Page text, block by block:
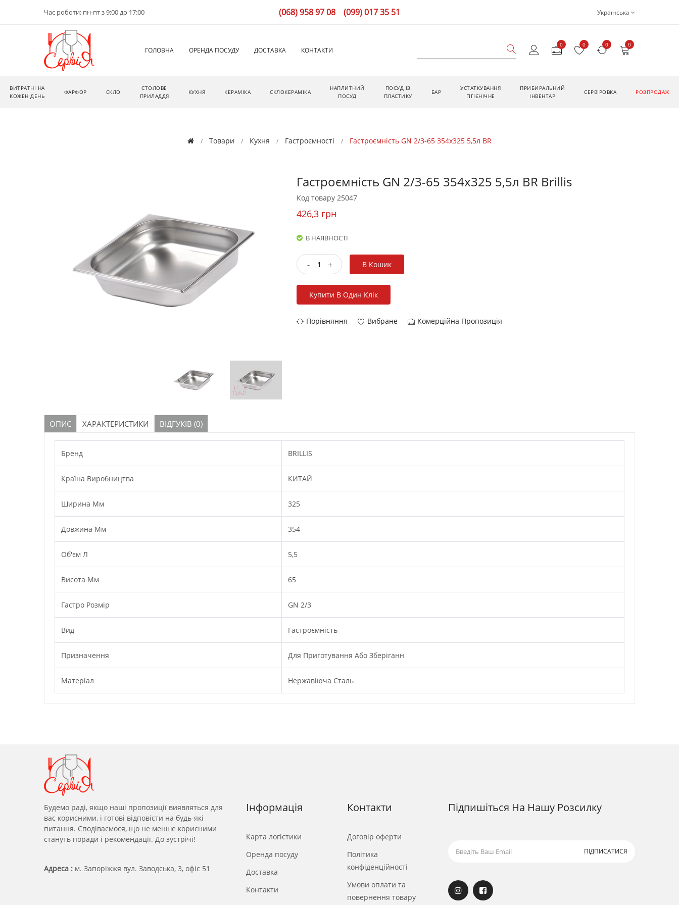
Час роботи: пн-пт з 9:00 до 17:00 (068) 958 97 08 (099) 017 35 51 Українська
ГОЛОВНА ОРЕНДА ПОСУДУ ДОСТАВКА КОНТАКТИ
0 0 0 0
ВИТРАТНІ НА
КОЖЕН ДЕНЬ
ФАРФОР СКЛО
СТОЛОВЕ
ПРИЛАДДЯ
КУХНЯ КЕРАМІКА СКЛОКЕРАМІКА
НАПЛИТНИЙ
ПОСУД
ПОСУД ІЗ
ПЛАСТИКУ
БАР
УСТАТКУВАННЯ
ГІГІЄНІЧНЕ
ПРИБИРАЛЬНИЙ
ІНВЕНТАР
CЕРВІРОВКА РОЗПРОДАЖ
Товари Кухня Гастроємності Гастроємність GN 2/3-65 354х325 5,5л BR
Гастроємність GN 2/3-65 354х325 5,5л BR Brillis
Код товару 25047
426,3 грн
В НАЯВНОСТІ
- + В Кошик
Купити В Один Клік
Порівняння Вибране Комерційна Пропозиція
ОПИС ХАРАКТЕРИСТИКИ ВІДГУКІВ (0)
Бренд BRILLIS
Країна Виробництва КИТАЙ
Ширина Мм 325
Довжина Мм 354
Об'єм Л 5,5
Висота Мм 65
Гастро Розмір GN 2/3
Вид Гастроємність
Призначення Для Приготування Або Зберіганн
Матеріал Нержавіюча Сталь
Будемо раді, якщо наші пропозиції виявляться для
вас корисними, і готові відповісти на будь-які
питання. Сподіваємося, що не менше корисними
стануть поради і рекомендації. До зустрічі!
Адреса : м. Запоріжжя вул. Заводська, 3, офіс 51
Інформація
Карта логістики
Оренда посуду
Доставка
Контакти
Контакти
Договір оферти
Політика
конфіденційності
Умови оплати та
повернення товару
Підпишіться На Нашу Розсилку
ПІДПИСАТИСЯ